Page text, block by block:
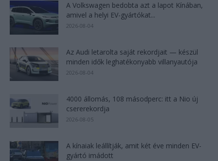
A Volkswagen bedobta azt a lapot Kínában,
amivel a helyi EV-gyártókat...
2026-08-04
Az Audi letarolta saját rekordjait — készül
minden idők leghatékonyabb villanyautója
2026-08-04
4000 állomás, 108 másodperc: itt a Nio új
csererekordja
2026-08-05
A kínaiak leállítják, amit két éve minden EV-
gyártó imádott